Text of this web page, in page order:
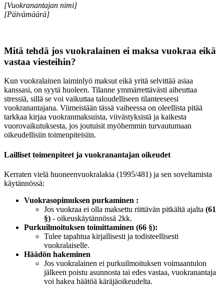
[Vuokranantajan nimi]
[Päivämäärä]
Mitä tehdä jos vuokralainen ei maksa vuokraa eikä
vastaa viesteihin?
Kun vuokralainen laiminlyö maksut eikä yritä selvittää asiaa
kanssasi, on syytä huoleen. Tilanne ymmärrettävästi aiheuttaa
stressiä, sillä se voi vaikuttaa taloudelliseen tilanteeseesi
vuokranantajana. Viimeistään tässä vaiheessa on oleellista pitää
tarkkaa kirjaa vuokranmaksuista, viivästyksistä ja kaikesta
vuorovaikutuksesta, jos joutuisit myöhemmin turvautumaan
oikeudellisiin toimenpiteisiin.
Lailliset toimenpiteet ja vuokranantajan oikeudet
Kerraten vielä huoneenvuokralakia (1995/481) ja sen soveltamista
käytännössä:
Vuokrasopimuksen purkaminen :
Jos vuokraa ei olla maksettu riittävän pitkältä ajalta (61
§) - oikeuskäytännössä 2kk.
Purkuilmoituksen toimittaminen (66 §):
Tulee tapahtua kirjallisesti ja todisteellisesti
vuokralaiselle.
Häädön hakeminen
Jos vuokralainen ei purkuilmoituksen voimaantulon
jälkeen poistu asunnosta tai edes vastaa, vuokranantaja
voi hakea häätöä käräjäoikeudelta.